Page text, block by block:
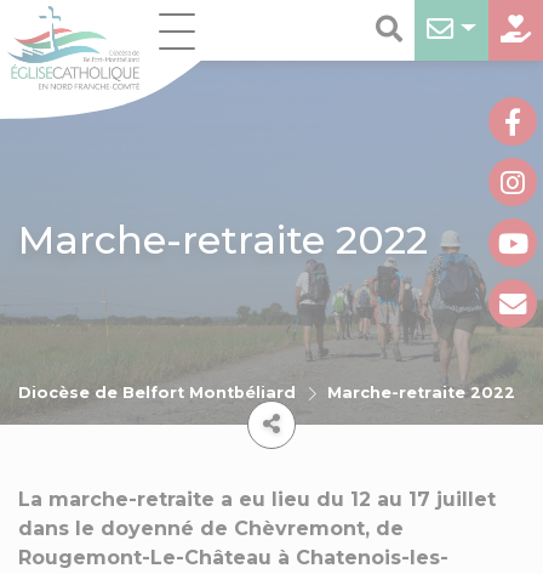
Marche-retraite 2022
Diocèse de Belfort Montbéliard Marche-retraite 2022
La marche-retraite a eu lieu du 12 au 17 juillet
dans le doyenné de Chèvremont, de
Rougemont-Le-Château à Chatenois-les-